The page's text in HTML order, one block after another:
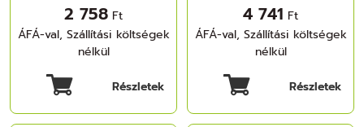
2 758 Ft
ÁFÁ-val, Szállítási költségek
nélkül
Részletek
4 741 Ft
ÁFÁ-val, Szállítási költségek
nélkül
Részletek